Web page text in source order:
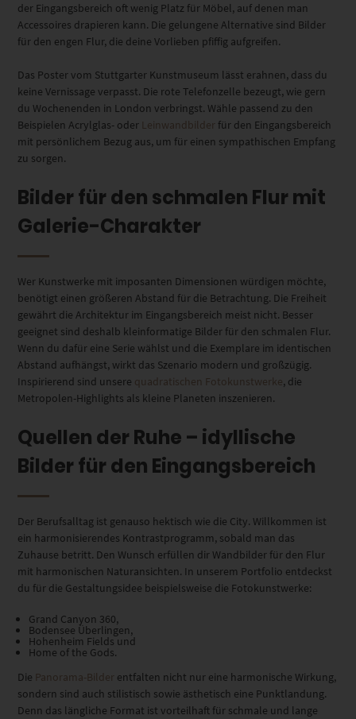
der Eingangsbereich oft wenig Platz für Möbel, auf denen man
Accessoires drapieren kann. Die gelungene Alternative sind Bilder
für den engen Flur, die deine Vorlieben pfiffig aufgreifen.
Das Poster vom Stuttgarter Kunstmuseum lässt erahnen, dass du
keine Vernissage verpasst. Die rote Telefonzelle bezeugt, wie gern
du Wochenenden in London verbringst. Wähle passend zu den
Beispielen Acrylglas- oder Leinwandbilder für den Eingangsbereich
mit persönlichem Bezug aus, um für einen sympathischen Empfang
zu sorgen.
Bilder für den schmalen Flur mit
Galerie-Charakter
Wer Kunstwerke mit imposanten Dimensionen würdigen möchte,
benötigt einen größeren Abstand für die Betrachtung. Die Freiheit
gewährt die Architektur im Eingangsbereich meist nicht. Besser
geeignet sind deshalb kleinformatige Bilder für den schmalen Flur.
Wenn du dafür eine Serie wählst und die Exemplare im identischen
Abstand aufhängst, wirkt das Szenario modern und großzügig.
Inspirierend sind unsere quadratischen Fotokunstwerke, die
Metropolen-Highlights als kleine Planeten inszenieren.
Quellen der Ruhe – idyllische
Bilder für den Eingangsbereich
Der Berufsalltag ist genauso hektisch wie die City. Willkommen ist
ein harmonisierendes Kontrastprogramm, sobald man das
Zuhause betritt. Den Wunsch erfüllen dir Wandbilder für den Flur
mit harmonischen Naturansichten. In unserem Portfolio entdeckst
du für die Gestaltungsidee beispielsweise die Fotokunstwerke:
Grand Canyon 360,
Bodensee Überlingen,
Hohenheim Fields und
Home of the Gods.
Die Panorama-Bilder entfalten nicht nur eine harmonische Wirkung,
sondern sind auch stilistisch sowie ästhetisch eine Punktlandung.
Denn das längliche Format ist vorteilhaft für schmale und lange